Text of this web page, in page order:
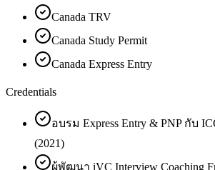
Canada TRV
Canada Study Permit
Canada Express Entry
Credentials
อบรม Express Entry & PNP กับ
(2021)
ผู้พัฒนา iVC Interview Coaching